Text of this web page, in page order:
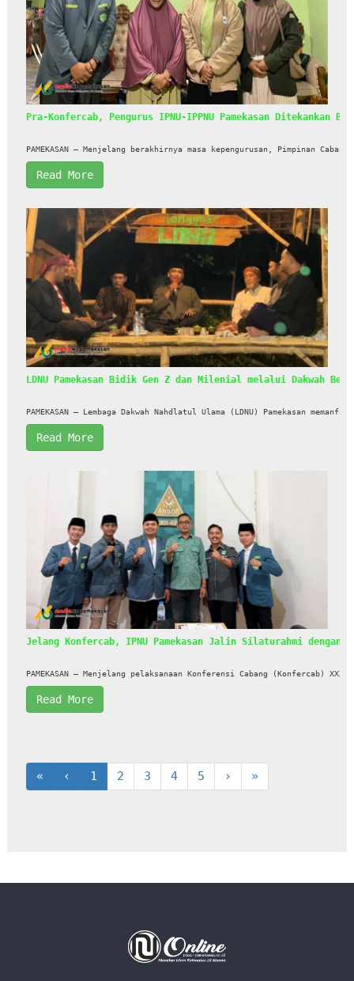
Pra-Konfercab, Pengurus IPNU-IPPNU Pamekasan Ditekankan
PAMEKASAN — Menjelang berakhirnya masa kepengurusan, Pimpinan
Read More
LDNU Pamekasan Bidik Gen Z dan Milenial melalui Dakwah
PAMEKASAN – Lembaga Dakwah Nahdlatul Ulama (LDNU)
Read More
Jelang Konfercab, IPNU Pamekasan Jalin Silaturahmi dengan
PAMEKASAN – Menjelang pelaksanaan Konferensi Cabang (Konfercab)
Read More
« ‹ 1 2 3 4 5 › »